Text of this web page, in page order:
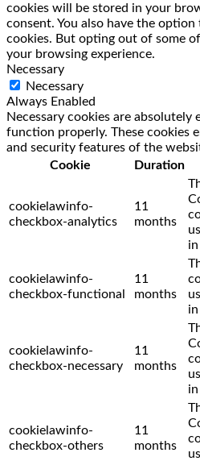
cookies will be stored in your
consent. You also have the
cookies. But opting out of some
your browsing experience.
Necessary
Necessary
Always Enabled
Necessary cookies are
function properly. These cookies
and security features of the
Cookie
Duration
cookielawinfo-
checkbox-analytics
11
months
cookielawinfo-
checkbox-functional
11
months
cookielawinfo-
checkbox-necessary
11
months
cookielawinfo-
checkbox-others
11
months